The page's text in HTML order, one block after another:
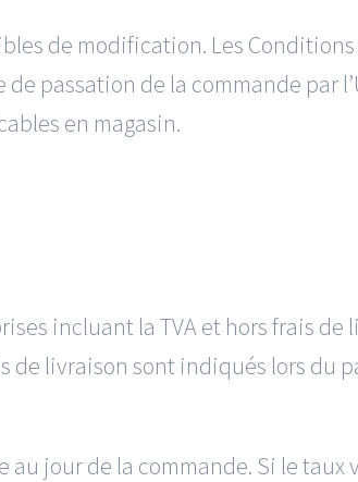
de modification. Les
passation de la commande par
en magasin.
incluant la TVA et hors frais
livraison sont indiqués lors du
jour de la commande. Si le